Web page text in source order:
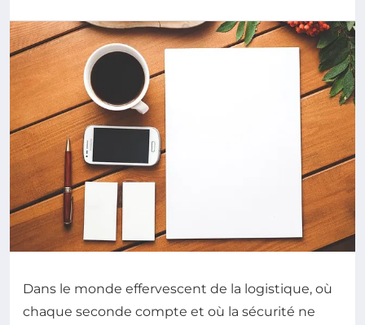
Dans le monde effervescent de la logistique, où
chaque seconde compte et où la sécurité ne